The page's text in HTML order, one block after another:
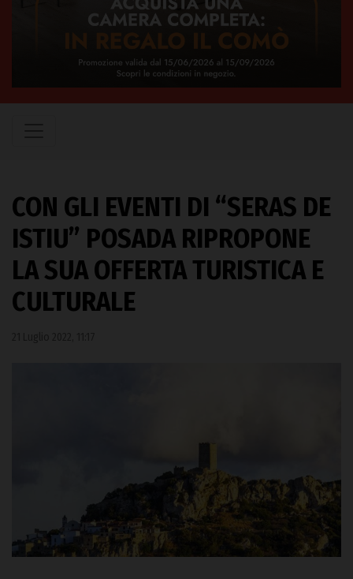
CON GLI EVENTI DI “SERAS DE
ISTIU” POSADA RIPROPONE
LA SUA OFFERTA TURISTICA E
CULTURALE